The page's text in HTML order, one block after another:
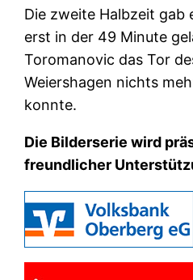
Die zweite Halbzeit gab
erst in der 49 Minute
Toromanovic das Tor
Weiershagen nichts
konnte.
Die Bilderserie wird
freundlicher